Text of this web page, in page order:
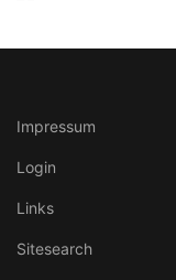
Impressum
Login
Links
Sitesearch